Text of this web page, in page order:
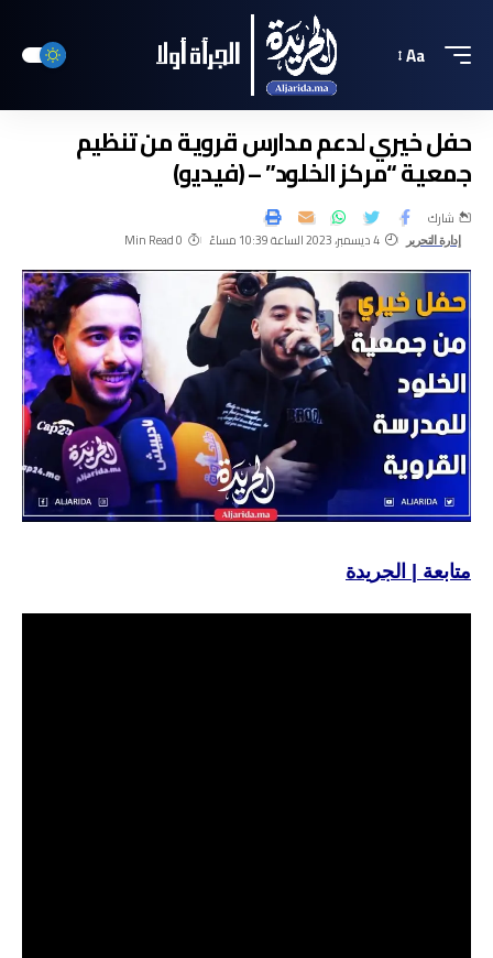
Aa
حفل خيري لدعم مدارس قروية من تنظيم
جمعية “مركز الخلود” – (فيديو)
إدارة التحرير 4 ديسمبر، 2023 الساعة 10:39 مساءً 0 Min Read
شارك
متابعة | الجريدة